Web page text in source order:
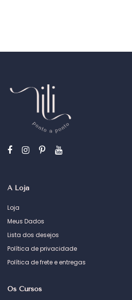
A Loja
Loja
Meus Dados
Lista dos desejos
Política de privacidade
Política de frete e entregas
Os Cursos